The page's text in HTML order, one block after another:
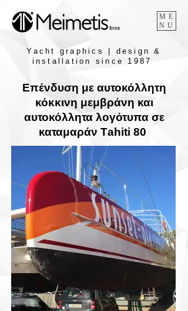
ME
NU
Yacht graphics | design &
installation since 1987
Επένδυση με αυτοκόλλητη
κόκκινη μεμβράνη και
αυτοκόλλητα λογότυπα σε
καταμαράν Τahiti 80